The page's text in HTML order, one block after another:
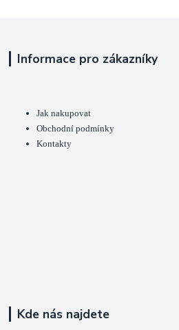
Informace pro zákazníky
Jak nakupovat
Obchodní podmínky
Kontakty
Kde nás najdete